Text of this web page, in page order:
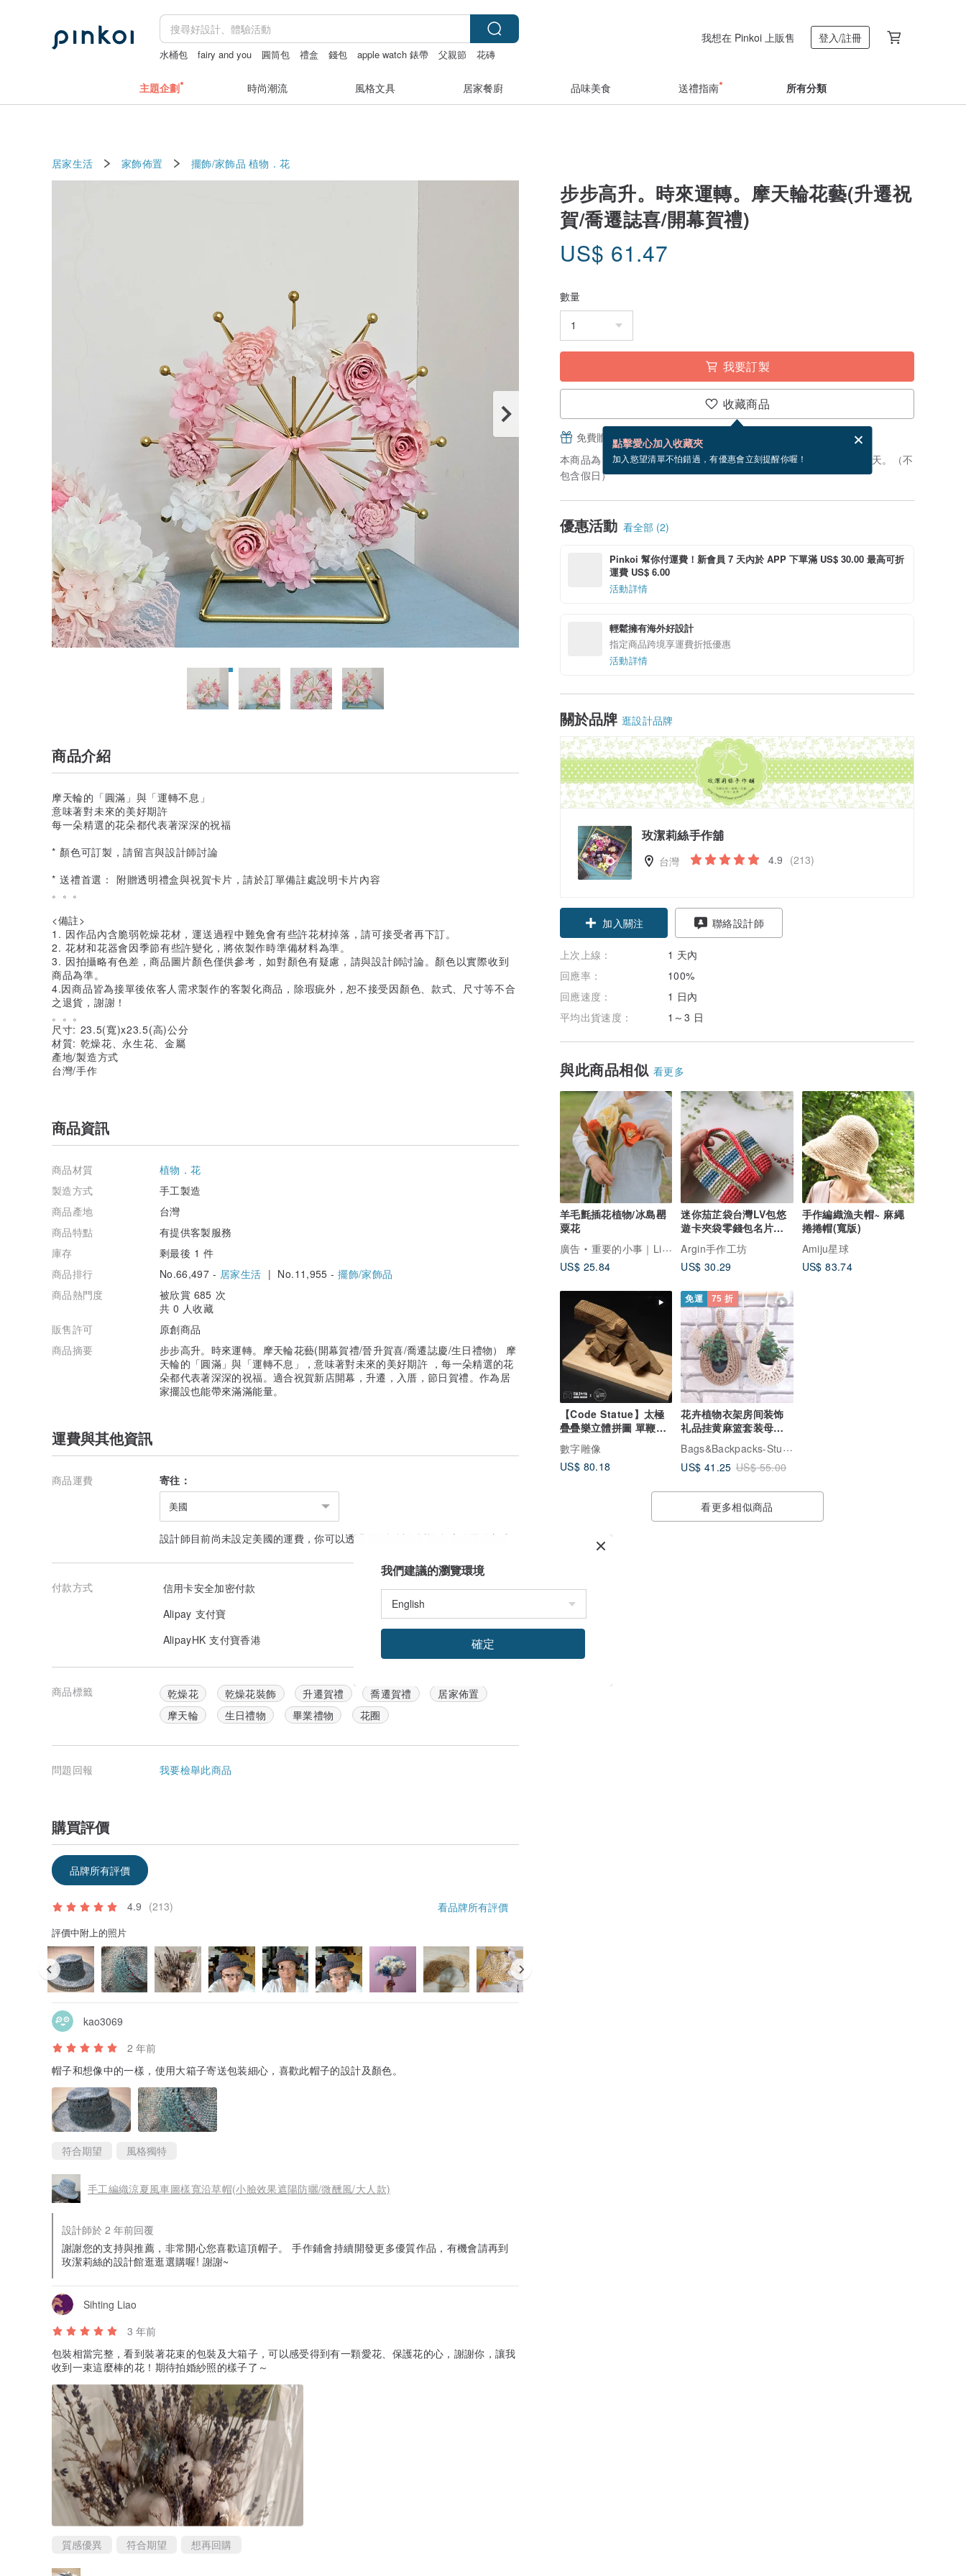
水桶包 fairy and you 圓筒包 禮盒 錢包 apple watch 錶帶 父親節 花磚
我想在 Pinkoi 上販售 登入/註冊
主題企劃 時尚潮流 風格文具 居家餐廚 品味美食 送禮指南 所有分類
居家生活 家飾佈置 擺飾/家飾品 植物．花
步步高升。時來運轉。摩天輪花藝(升遷祝
賀/喬遷誌喜/開幕賀禮)
US$ 61.47
數量
我要訂製
收藏商品
點擊愛心加入收藏夾
加入慾望清單不怕錯過，有優惠會立刻提醒你喔！
免費贈送電子賀卡，結帳完成後填寫
本商品為「接單訂製」。付款後，從開始製作到寄出商品為 5 個工作天。（不
包含假日）
優惠活動 看全部 (2)
Pinkoi 幫你付運費！新會員 7 天內於 APP 下單滿 US$ 30.00 最高可折
運費 US$ 6.00
活動詳情
輕鬆擁有海外好設計
指定商品跨境享運費折抵優惠
活動詳情
關於品牌 逛設計品牌
玫潔莉絲手作舖
台灣 4.9 (213)
加入關注 聯絡設計師
上次上線：
1 天內
回應率：
100%
回應速度：
1 日內
平均出貨速度：
1～3 日
與此商品相似 看更多
羊毛氈插花植物/冰島罌
粟花
廣告
重要的小事｜Little Matter
US$ 25.84
迷你茄芷袋台灣LV包悠
遊卡夾袋零錢包名片夾
收納純手工勾針編織
Argin手作工坊
US$ 30.29
手作編織漁夫帽~ 麻繩
捲捲帽(寬版)
Amiju星球
US$ 83.74
【Code Statue】太極
疊疊樂立體拼圖 單鞭下
勢 朱銘美術館聯名款
數字雕像
US$ 80.18
免運 75 折
花卉植物衣架房间装饰
礼品挂黄麻篮套装母亲
节礼物
Bags&Backpacks-Studio
US$ 41.25 US$ 55.00
看更多相似商品
商品介紹
摩天輪的「圓滿」與「運轉不息」
意味著對未來的美好期許
每一朵精選的花朵都代表著深深的祝福
* 顏色可訂製，請留言與設計師討論
* 送禮首選： 附贈透明禮盒與祝賀卡片，請於訂單備註處說明卡片內容
。。。
<備註>
1. 因作品內含脆弱乾燥花材，運送過程中難免會有些許花材掉落，請可接受者再下訂。
2. 花材和花器會因季節有些許變化，將依製作時準備材料為準。
3. 因拍攝略有色差，商品圖片顏色僅供參考，如對顏色有疑慮，請與設計師討論。顏色以實際收到
商品為準。
4.因商品皆為接單後依客人需求製作的客製化商品，除瑕疵外，恕不接受因顏色、款式、尺寸等不合
之退貨，謝謝！
。。。
尺寸: 23.5(寬)x23.5(高)公分
材質: 乾燥花、永生花、金屬
產地/製造方式
台灣/手作
商品資訊
商品材質
植物．花
製造方式
手工製造
商品產地
台灣
商品特點
有提供客製服務
庫存
剩最後 1 件
商品排行
No.66,497 - 居家生活 | No.11,955 -擺飾/家飾品
商品熱門度
被欣賞 685 次
共 0 人收藏
販售許可
原創商品
商品摘要
步步高升。時來運轉。摩天輪花藝(開幕賀禮/晉升賀喜/喬遷誌慶/生日禮物） 摩
天輪的「圓滿」與「運轉不息」，意味著對未來的美好期許 ，每一朵精選的花
朵都代表著深深的祝福。適合祝賀新店開幕，升遷，入厝，節日賀禮。作為居
家擺設也能帶來滿滿能量。
運費與其他資訊
商品運費 寄往：
美國
設計師目前尚未設定美國的運費，你可以透過 聯絡設計師 討論合適的運送方式
付款方式
信用卡安全加密付款
Alipay 支付寶
AlipayHK 支付寶香港
商品標籤 乾燥花 乾燥花裝飾 升遷賀禮 喬遷賀禮
居家佈置
摩天輪
生日禮物 畢業禮物 花圈
問題回報 我要檢舉此商品
購買評價
品牌所有評價
4.9 (213) 看品牌所有評價
評價中附上的照片
kao3069
2 年前
帽子和想像中的一樣，使用大箱子寄送包装細心，喜歡此帽子的設計及顏色。
符合期望 風格獨特
手工編織涼夏風車圖樣寬沿草帽(小臉效果遮陽防曬/微醺風/大人款)
設計師於 2 年前回覆
謝謝您的支持與推薦，非常開心您喜歡這頂帽子。 手作鋪會持續開發更多優質作品，有機會請再到
玫潔莉絲的設計館逛逛選購喔! 謝謝~
Sihting Liao
3 年前
包裝相當完整，看到裝著花束的包裝及大箱子，可以感受得到有一顆愛花、保護花的心，謝謝你，讓我
收到一束這麼棒的花！期待拍婚紗照的樣子了～
質感優異 符合期望 想再回購
我們建議的瀏覽環境
確定